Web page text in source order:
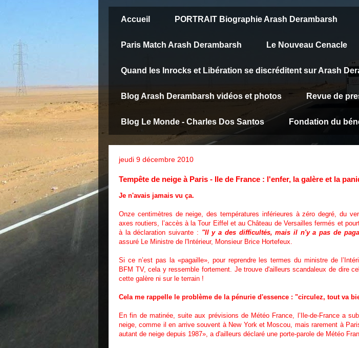
Accueil PORTRAIT Biographie Arash Derambarsh
Paris Match Arash Derambarsh Le Nouveau Cenacle
Quand les Inrocks et Libération se discréditent sur Arash
Blog Arash Derambarsh vidéos et photos Revue de
Blog Le Monde - Charles Dos Santos Fondation du
jeudi 9 décembre 2010
Tempête de neige à Paris - Ile de France : l'enfer, la galère et la
Je n'avais jamais vu ça.
Onze centimètres de neige, des températures inférieures à zéro degré, du
axes routiers, l’accès à la Tour Eiffel et au Château de Versailles fermés et
à la déclaration suivante : "Il y a des difficultés, mais il n'y a pas de
assuré Le Ministre de l'Intérieur, Monsieur Brice Hortefeux.
Si ce n’est pas la «pagaille», pour reprendre les termes du ministre de
BFM TV, cela y ressemble fortement. Je trouve d'ailleurs scandaleux de dire
cette galère ni sur le terrain !
Cela me rappelle le problème de la pénurie d'essence : "circulez, tout va
En fin de matinée, suite aux prévisions de Météo France, l’Ile-de-France a
neige, comme il en arrive souvent à New York et Moscou, mais rarement à
autant de neige depuis 1987», a d'ailleurs déclaré une porte-parole de Météo